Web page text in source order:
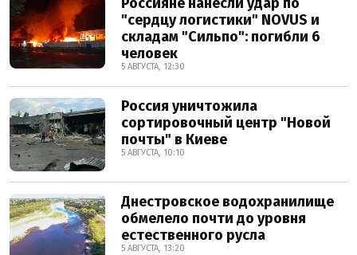
"сердцу логистики" NOVUS и
складам "Сильпо": погибли 6
человек
5 АВГУСТА, 12:30
Россия уничтожила
сортировочный центр "Новой
почты" в Киеве
5 АВГУСТА, 10:10
Днестровское водохранилище
обмелело почти до уровня
естественного русла
5 АВГУСТА, 13:20